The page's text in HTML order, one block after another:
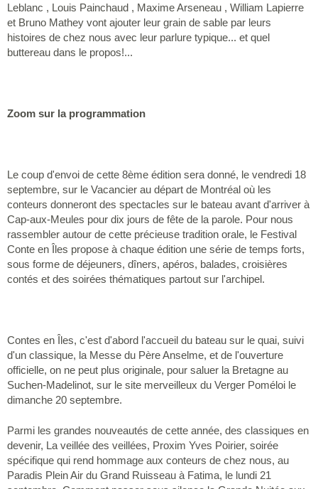
Leblanc , Louis Painchaud , Maxime Arseneau , William Lapierre
et Bruno Mathey vont ajouter leur grain de sable par leurs
histoires de chez nous avec leur parlure typique... et quel
buttereau dans le propos!...
Zoom sur la programmation
Le coup d'envoi de cette 8ème édition sera donné, le vendredi 18
septembre, sur le Vacancier au départ de Montréal où les
conteurs donneront des spectacles sur le bateau avant d'arriver à
Cap-aux-Meules pour dix jours de fête de la parole. Pour nous
rassembler autour de cette précieuse tradition orale, le Festival
Conte en Îles propose à chaque édition une série de temps forts,
sous forme de déjeuners, dîners, apéros, balades, croisières
contés et des soirées thématiques partout sur l'archipel.
Contes en Îles, c'est d'abord l'accueil du bateau sur le quai, suivi
d'un classique, la Messe du Père Anselme, et de l'ouverture
officielle, on ne peut plus originale, pour saluer la Bretagne au
Suchen-Madelinot, sur le site merveilleux du Verger Poméloi le
dimanche 20 septembre.
Parmi les grandes nouveautés de cette année, des classiques en
devenir, La veillée des veillées, Proxim Yves Poirier, soirée
spécifique qui rend hommage aux conteurs de chez nous, au
Paradis Plein Air du Grand Ruisseau à Fatima, le lundi 21